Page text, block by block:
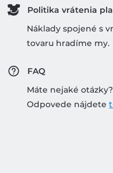
Politika vrátenia
Náklady spojené s
tovaru hradíme my.
FAQ
Máte nejaké otázky?
Odpovede nájdete